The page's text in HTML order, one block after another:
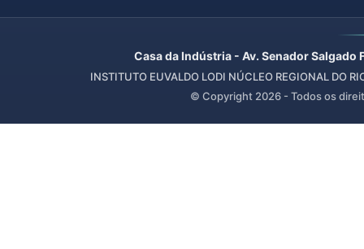
Casa da Indústria - Av. Senador
INSTITUTO EUVALDO LODI NÚCLEO REGIONAL DO
© Copyright 2026 - Todos os